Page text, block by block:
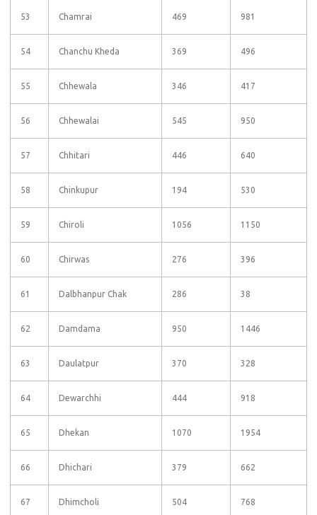
53 Chamrai 469 981
54 Chanchu Kheda 369 496
55 Chhewala 346 417
56 Chhewalai 545 950
57 Chhitari 446 640
58 Chinkupur 194 530
59 Chiroli 1056 1150
60 Chirwas 276 396
61 Dalbhanpur Chak 286 38
62 Damdama 950 1446
63 Daulatpur 370 328
64 Dewarchhi 444 918
65 Dhekan 1070 1954
66 Dhichari 379 662
67 Dhimcholi 504 768